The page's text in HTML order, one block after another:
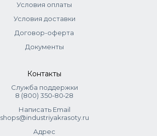
Условия оплаты
Условия доставки
Договор-оферта
Документы
Контакты
Служба поддержки
8 (800) 350‑80‑28
Написать Email
shops@industriyakrasoty.ru
Адрес